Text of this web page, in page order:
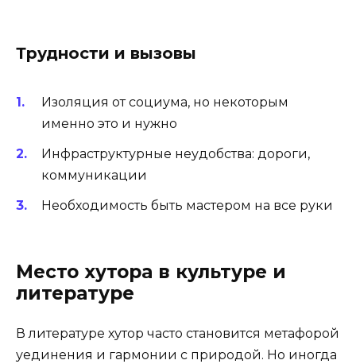
Трудности и вызовы
Изоляция от социума, но некоторым
именно это и нужно
Инфраструктурные неудобства: дороги,
коммуникации
Необходимость быть мастером на все руки
Место хутора в культуре и
литературе
В литературе хутор часто становится метафорой
уединения и гармонии с природой. Но иногда